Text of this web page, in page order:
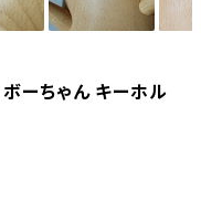
ボーちゃん キーホル